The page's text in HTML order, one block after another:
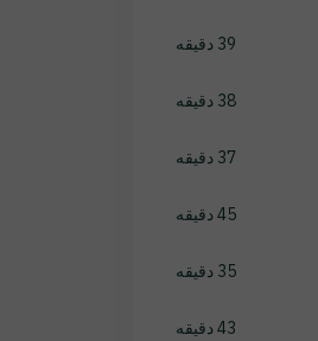
39 دقیقه
38 دقیقه
37 دقیقه
45 دقیقه
35 دقیقه
43 دقیقه